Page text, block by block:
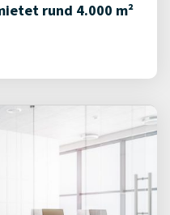
rund 4.000 m²